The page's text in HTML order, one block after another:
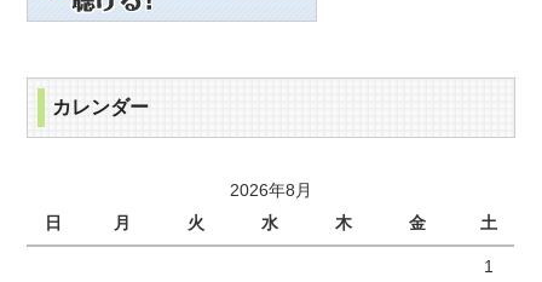
カレンダー
2026年8月
日
月 火 水 木 金 土
1